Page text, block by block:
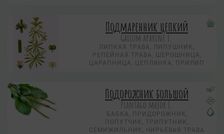
Подмаренник цепкий
Galium aparine L.
ЛИПКАЯ ТРАВА, ЛИПУШНИК,
РЕПЕЙНАЯ ТРАВА, ШЕРОШНИЦА,
ЦАРАПНИЦА, ЦЕПЛЯНКА, ПРИЛИП
Подорожник большой
Plantago major L.
БАБКА, ПРИДОРОЖНИК,
ПОПУТЧИК, ТРИПУТНИК,
СЕМИЖИЛЬНИК, ЧИРЬЕВАЯ ТРАВА